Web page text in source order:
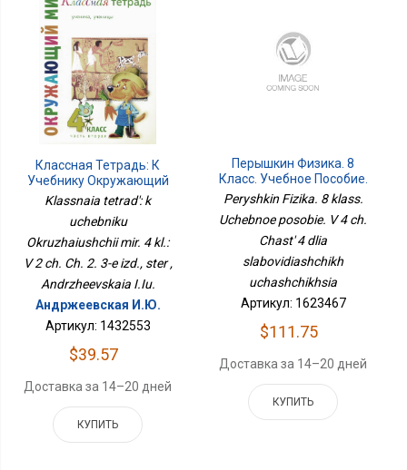
Классная Тетрадь: К
Учебнику Окружающий
Мир. 4 Кл.: В 2 Ч. Ч. 2. 3-Е
Klassnaia tetrad': k
uchebniku
Okruzhaiushchii mir. 4 kl.:
V 2 ch. Ch. 2. 3-e izd., ster ,
Andrzheevskaia I.Iu.
Андржеевская И.Ю.
Артикул: 1432553
$39.57
Доставка за 14–20 дней
КУПИТЬ
Перышкин Физика. 8
Класс. Учебное Пособие.
В 4 Ч. Часть 4 Для
Учащихся
Peryshkin Fizika. 8 klass.
Uchebnoe posobie. V 4 ch.
Chast' 4 dlia
slabovidiashchikh
uchashchikhsia
Артикул: 1623467
$111.75
Доставка за 14–20 дней
КУПИТЬ